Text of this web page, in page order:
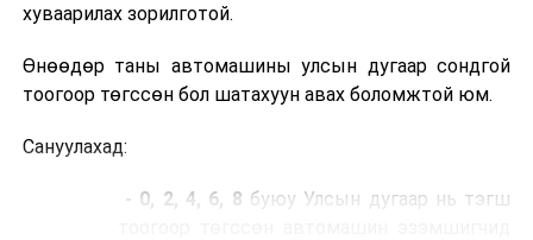
хуваарилах зорилготой.
Өнөөдөр таны автомашины улсын дугаар сондгой
тоогоор төгссөн бол шатахуун авах боломжтой юм.
Сануулахад:
- 0, 2, 4, 6, 8 буюу Улсын дугаар нь тэгш